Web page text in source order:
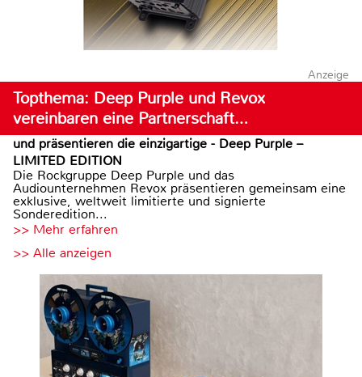
Anzeige
Topthema: Deep Purple und Revox
vereinbaren eine Partnerschaft…
und präsentieren die einzigartige - Deep Purple –
LIMITED EDITION
Die Rockgruppe Deep Purple und das
Audiounternehmen Revox präsentieren gemeinsam eine
exklusive, weltweit limitierte und signierte
Sonderedition...
>> Mehr erfahren
>> Alle anzeigen